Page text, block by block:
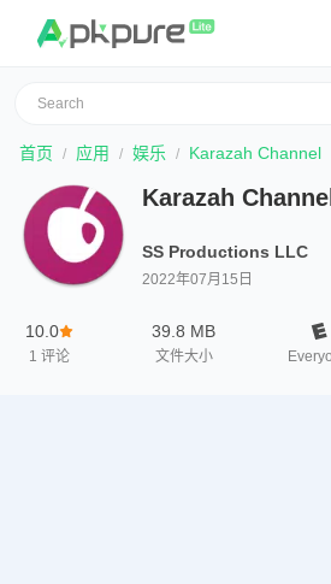
首页 应用 娱乐 Karazah Channel
Karazah Channel
SS Productions LLC
2022年07月15日
10.0
1 评论
39.8 MB
文件大小